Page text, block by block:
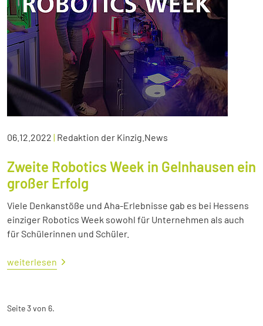
06.12.2022 | Redaktion der Kinzig.News
Zweite Robotics Week in Gelnhausen ein
großer Erfolg
Viele Denkanstöße und Aha-Erlebnisse gab es bei Hessens
einziger Robotics Week sowohl für Unternehmen als auch
für Schülerinnen und Schüler.
weiterlesen
Seite 3 von 6.